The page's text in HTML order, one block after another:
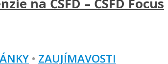
na ČSFD – ČSFD Focus
• ZAUJÍMAVOSTI